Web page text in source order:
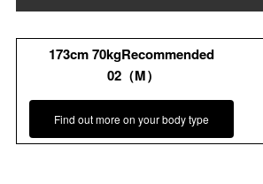
173cm 70kgRecommended
02（M）
Find out more on your body type